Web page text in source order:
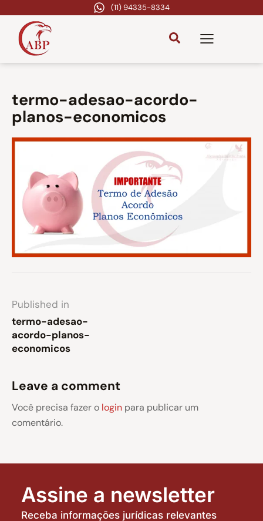
(11) 94335-8334
termo-adesao-acordo-
planos-economicos
Published in
termo-adesao-
acordo-planos-
economicos
Leave a comment
Você precisa fazer o login para publicar um
comentário.
Assine a newsletter
Receba informações jurídicas relevantes